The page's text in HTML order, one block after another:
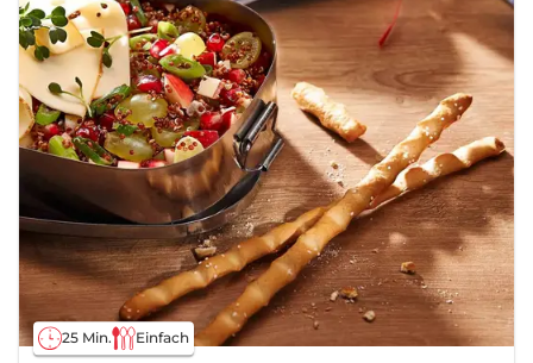
25 Min. Einfach